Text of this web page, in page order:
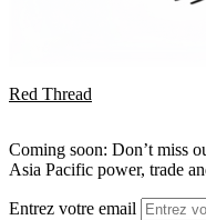
Red Thread
Coming soon: Don’t miss
Asia Pacific power, trade
Entrez votre email